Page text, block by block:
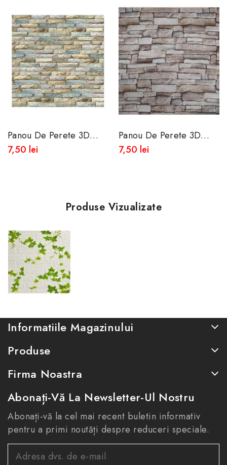
Panou De Perete 3D
Autoadeziv Din Spuma
Moale 77x70 Cm
7,50 lei
Panou De Perete 3D
Autoadeziv Din Spuma
Moale 77x70 Cm
7,50 lei
Produse Vizualizate
Informatiile Magazinului
Produse
Firma Noastra
Abonați-Vă La Newsletter-Ul Nostru
Abonați-vă la cel mai recent buletin informativ
pentru a primi noutăți despre reduceri speciale.